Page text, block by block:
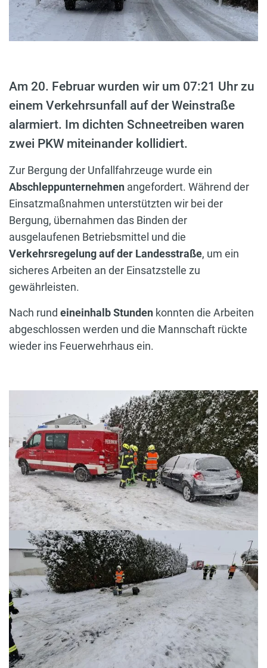
Am 20. Februar wurden wir um 07:21 Uhr zu
einem Verkehrsunfall auf der Weinstraße
alarmiert. Im dichten Schneetreiben waren
zwei PKW miteinander kollidiert.
Zur Bergung der Unfallfahrzeuge wurde ein
Abschleppunternehmen angefordert. Während der
Einsatzmaßnahmen unterstützten wir bei der
Bergung, übernahmen das Binden der
ausgelaufenen Betriebsmittel und die
Verkehrsregelung auf der Landesstraße, um ein
sicheres Arbeiten an der Einsatzstelle zu
gewährleisten.
Nach rund eineinhalb Stunden konnten die Arbeiten
abgeschlossen werden und die Mannschaft rückte
wieder ins Feuerwehrhaus ein.